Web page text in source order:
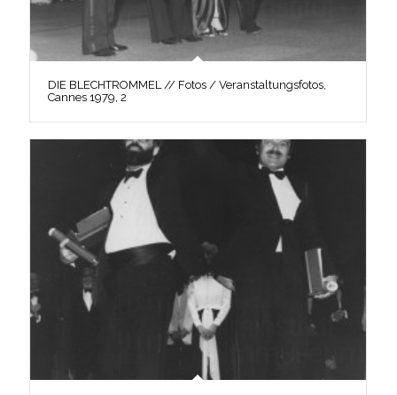
DIE BLECHTROMMEL // Fotos / Veranstaltungsfotos,
Cannes 1979, 2